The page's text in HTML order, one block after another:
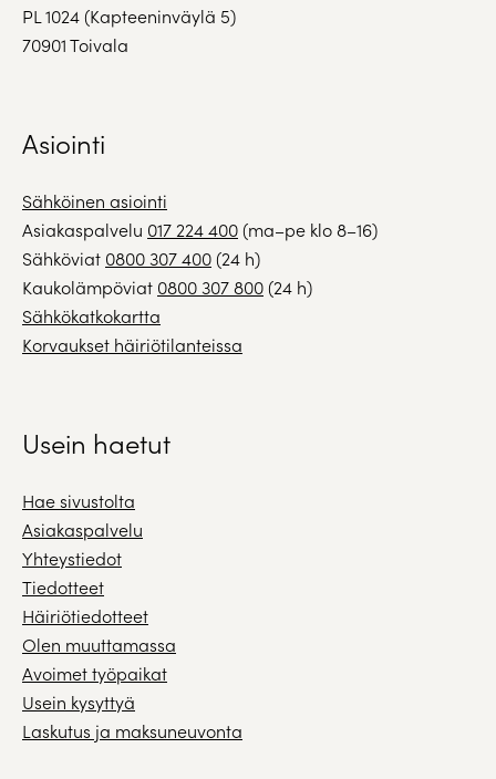
PL 1024 (Kapteeninväylä 5)
70901 Toivala
Asiointi
Sähköinen asiointi
Asiakaspalvelu 017 224 400(ma–pe klo 8–16)
Sähköviat 0800 307 400(24 h)
Kaukolämpöviat 0800 307 800(24 h)
Sähkökatkokartta
Korvaukset häiriötilanteissa
Usein haetut
Hae sivustolta
Asiakaspalvelu
Yhteystiedot
Tiedotteet
Häiriötiedotteet
Olen muuttamassa
Avoimet työpaikat
Usein kysyttyä
Laskutus ja maksuneuvonta